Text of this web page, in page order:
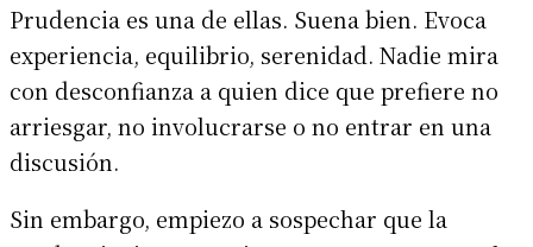
Prudencia es una de ellas. Suena bien. Evoca
experiencia, equilibrio, serenidad. Nadie mira
con desconfianza a quien dice que prefiere no
arriesgar, no involucrarse o no entrar en una
discusión.
Sin embargo, empiezo a sospechar que la